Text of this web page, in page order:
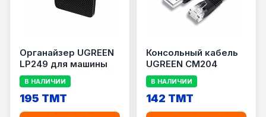
Органайзер UGREEN
LP249 для машины
В НАЛИЧИИ
195 TMT
Консольный кабель
UGREEN CM204
В НАЛИЧИИ
142 TMT